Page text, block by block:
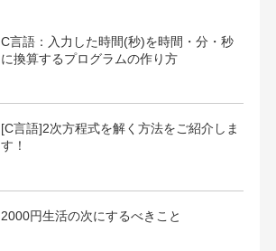
C言語：入力した時間(秒)を時間・分・秒
に換算するプログラムの作り方
[C言語]2次方程式を解く方法をご紹介しま
す！
2000円生活の次にするべきこと